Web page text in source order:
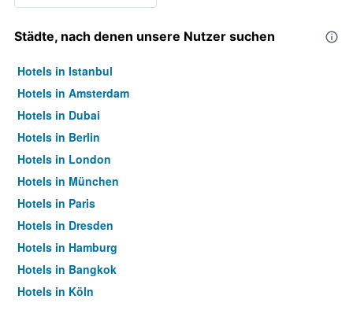
Städte, nach denen unsere Nutzer suchen
Hotels in Istanbul
Hotels in Amsterdam
Hotels in Dubai
Hotels in Berlin
Hotels in London
Hotels in München
Hotels in Paris
Hotels in Dresden
Hotels in Hamburg
Hotels in Bangkok
Hotels in Köln